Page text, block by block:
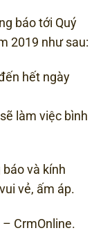
báo tới Quý
2019 như sau:
hết ngày
làm việc bình
và kính
vẻ, ấm áp.
CrmOnline.